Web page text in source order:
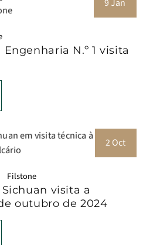
9 Jan
N.º 1 visita
2 Oct
Filstone
visita a
outubro de 2024